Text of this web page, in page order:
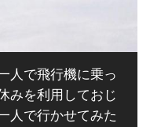
人で飛行機に乗っ
みを利用しておじ
人で行かせてみた